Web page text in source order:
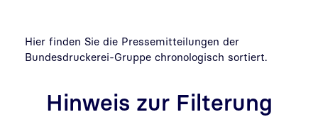
Hier finden Sie die Pressemitteilungen der
Bundesdruckerei-Gruppe chronologisch sortiert.
Hinweis zur Filterung